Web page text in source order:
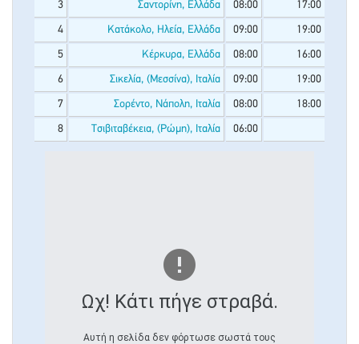
3 Σαντορίνη, Ελλάδα 08:00 17:00
4 Κατάκολο, Ηλεία, Ελλάδα 09:00 19:00
5 Κέρκυρα, Ελλάδα 08:00 16:00
6 Σικελία, (Μεσσίνα), Ιταλία 09:00 19:00
7 Σορέντο, Νάπολη, Ιταλία 08:00 18:00
8 Τσιβιταβέκεια, (Ρώμη), Ιταλία 06:00
Ωχ! Κάτι πήγε στραβά.
Αυτή η σελίδα δεν φόρτωσε σωστά τους